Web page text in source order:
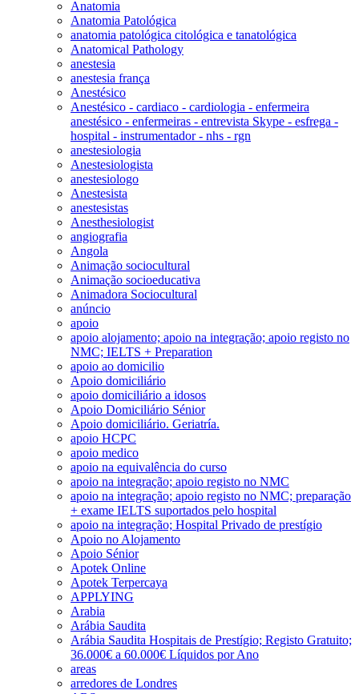
Anatomia
Anatomia Patológica
anatomia patológica citológica e tanatológica
Anatomical Pathology
anestesia
anestesia frança
Anestésico
Anestésico - cardiaco - cardiologia - enfermeira
anestésico - enfermeiras - entrevista Skype - esfrega -
hospital - instrumentador - nhs - rgn
anestesiologia
Anestesiologista
anestesiologo
Anestesista
anestesistas
Anesthesiologist
angiografia
Angola
Animação sociocultural
Animação socioeducativa
Animadora Sociocultural
anúncio
apoio
apoio alojamento; apoio na integração; apoio registo no
NMC; IELTS + Preparation
apoio ao domicilio
Apoio domiciliário
apoio domiciliário a idosos
Apoio Domiciliário Sénior
Apoio domiciliário. Geriatría.
apoio HCPC
apoio medico
apoio na equivalência do curso
apoio na integração; apoio registo no NMC
apoio na integração; apoio registo no NMC; preparação
+ exame IELTS suportados pelo hospital
apoio na integração; Hospital Privado de prestígio
Apoio no Alojamento
Apoio Sénior
Apotek Online
Apotek Terpercaya
APPLYING
Arabia
Arábia Saudita
Arábia Saudita Hospitais de Prestígio; Registo Gratuito;
36.000€ a 60.000€ Líquidos por Ano
areas
arredores de Londres